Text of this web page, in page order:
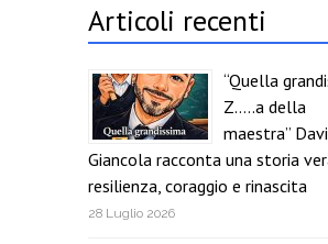
Articoli recenti
“Quella
Z…..a della
maestra”
Giancola racconta una storia
resilienza, coraggio e rinascita
28 Luglio 2026